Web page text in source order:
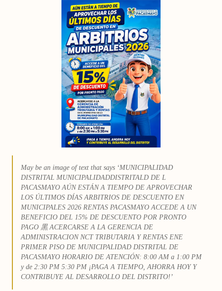
May be an image of text that says ‘MUNICIPALIDAD
DISTRITAL MUNICIPALIDADDISTRITALD DE L
PACASMAYO AÚN ESTÁN A TIEMPO DE APROVECHAR
LOS ÚLTIMOS DÍAS ARBITRIOS DE DESCUENTO EN
MUNICIPALES 2026 RENTAS PACASMAYO ACCEDE A UN
BENEFICIO DEL 15% DE DESCUENTO POR PRONTO
PAGO 黒 ACERCARSE A LA GERENCIA DE
ADMINISTRACION NCT TRIBUTARIA Y RENTAS ENE
PRIMER PISO DE MUNICIPALIDAD DISTRITAL DE
PACASMAYO HORARIO DE ATENCIÓN: 8:00 AM a 1:00 PM
y de 2:30 PM 5:30 PM ¡PAGA A TIEMPO, AHORRA HOY Y
CONTRIBUYE AL DESARROLLO DEL DISTRITO!’